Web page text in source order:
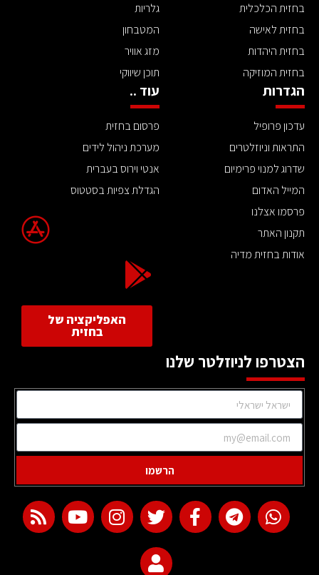
בחזית הכלכלית
בחזית לאישה
בחזית היהדות
בחזית המוזיקה
גלריות
המטבחון
מזג אוויר
תוכן שיווקי
הגדרות
עדכון פרופיל
התראות וניוזלטרים
שדרוג למנוי פרימיום
המייל האדום
פרסמו אצלנו
תקנון האתר
אודות בחזית מדיה
עוד ..
פרסום בחזית
מערכת ניהול לידים
אנטי וירוס בעברית
הגדלת צפיות בסטטוס
האפליקציה של
בחזית
הצטרפו לניוזלטר שלנו
הרשמו